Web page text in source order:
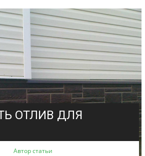
ОТЛИВ ДЛЯ
Автор статьи